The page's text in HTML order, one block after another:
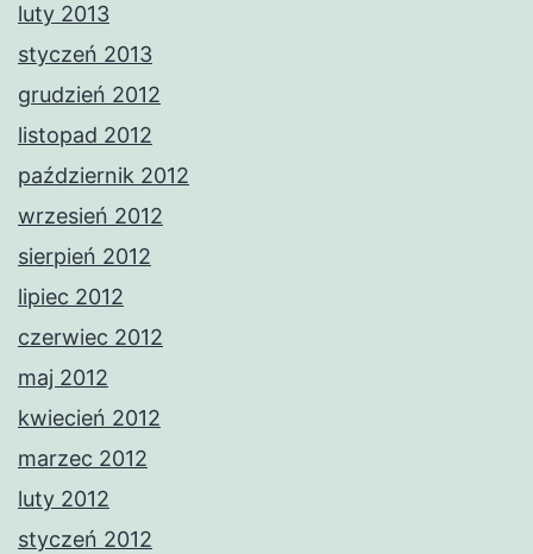
luty 2013
styczeń 2013
grudzień 2012
listopad 2012
październik 2012
wrzesień 2012
sierpień 2012
lipiec 2012
czerwiec 2012
maj 2012
kwiecień 2012
marzec 2012
luty 2012
styczeń 2012